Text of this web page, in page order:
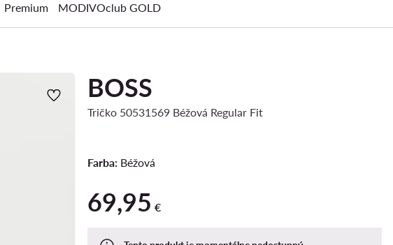
Premium MODIVOclub GOLD
BOSS
Tričko 50531569 Béžová Regular Fit
Farba:Béžová
69,95 €
69,95 €